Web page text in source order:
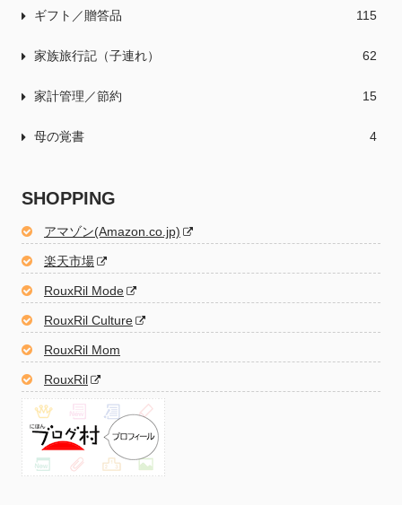
ギフト／贈答品 115
家族旅行記（子連れ） 62
家計管理／節約 15
母の覚書 4
SHOPPING
アマゾン(Amazon.co.jp)
楽天市場
RouxRil Mode
RouxRil Culture
RouxRil Mom
RouxRil